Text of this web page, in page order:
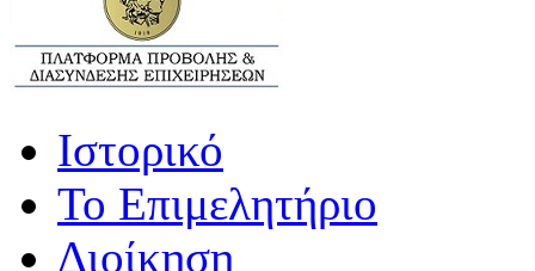
Ιστορικό
Το Επιμελητήριο
Διοίκηση